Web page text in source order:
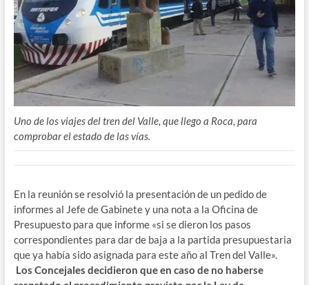
Uno de los viajes del tren del Valle, que llego a Roca, para
comprobar el estado de las vías.
En la reunión se resolvió la presentación de un pedido de
informes al Jefe de Gabinete y una nota a la Oficina de
Presupuesto para que informe «si se dieron los pasos
correspondientes para dar de baja a la partida presupuestaria
que ya había sido asignada para este año al Tren del Valle».
Los Concejales decidieron que en caso de no haberse